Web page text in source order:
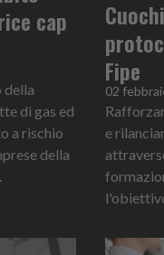
cap
della
di gas ed
a rischio
della
Fipe
02
e